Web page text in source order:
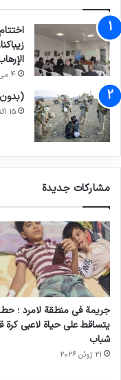
4 می 2025
15 اکتبر 2025
مشاركات جديدة
جريمة في منطقة لامرد ؛
يتساقط على حياة لاعبي كرة
شباب
21 ژوئن 2026